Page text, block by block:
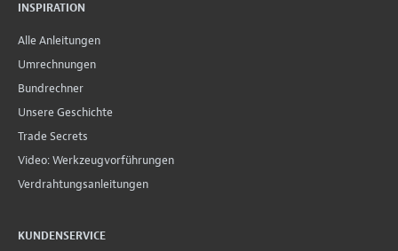
INSPIRATION
Alle Anleitungen
Umrechnungen
Bundrechner
Unsere Geschichte
Trade Secrets
Video: Werkzeugvorführungen
Verdrahtungsanleitungen
KUNDENSERVICE